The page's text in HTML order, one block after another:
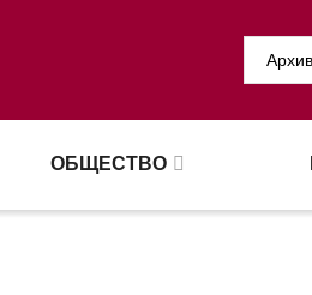
ОБЩЕСТВО